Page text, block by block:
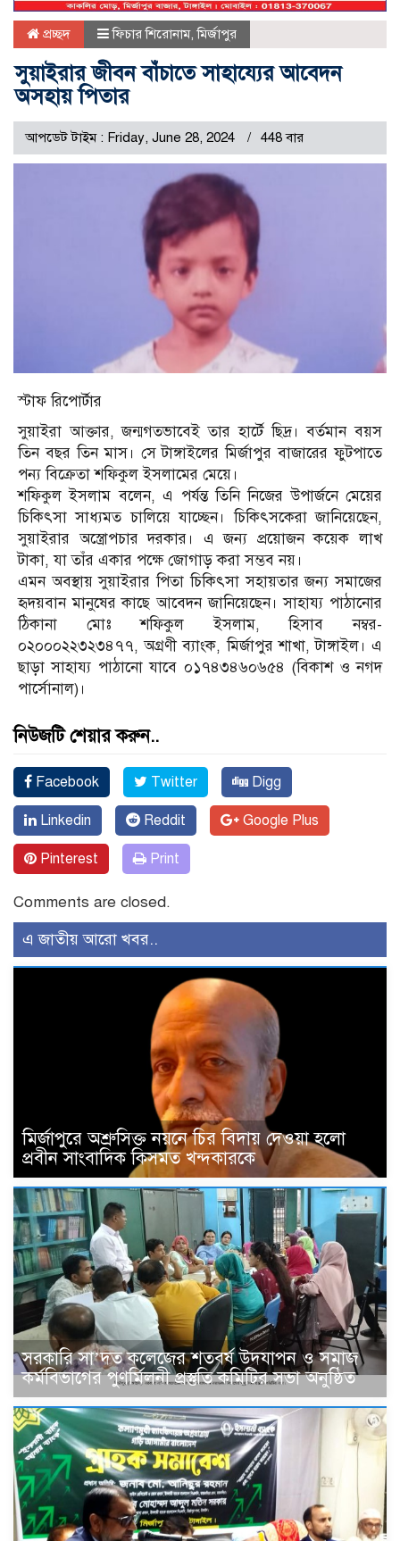
প্রচ্ছদ ফিচার শিরোনাম,মির্জাপুর
সুয়াইরার জীবন বাঁচাতে সাহায্যের আবেদন
অসহায় পিতার
আপডেট টাইম : Friday, June 28, 2024 448 বার
স্টাফ রিপোর্টার
সুয়াইরা আক্তার, জন্মগতভাবেই তার হার্টে ছিদ্র। বর্তমান বয়স
তিন বছর তিন মাস। সে টাঙ্গাইলের মির্জাপুর বাজারের ফুটপাতে
পন্য বিক্রেতা শফিকুল ইসলামের মেয়ে।
শফিকুল ইসলাম বলেন, এ পর্যন্ত তিনি নিজের উপার্জনে মেয়ের
চিকিৎসা সাধ্যমত চালিয়ে যাচ্ছেন। চিকিৎসকেরা জানিয়েছেন,
সুয়াইরার অস্ত্রোপচার দরকার। এ জন্য প্রয়োজন কয়েক লাখ
টাকা, যা তাঁর একার পক্ষে জোগাড় করা সম্ভব নয়।
এমন অবস্থায় সুয়াইরার পিতা চিকিৎসা সহায়তার জন্য সমাজের
হৃদয়বান মানুষের কাছে আবেদন জানিয়েছেন। সাহায্য পাঠানোর
ঠিকানা মোঃ শফিকুল ইসলাম, হিসাব নম্বর-
০২০০০২২৩২৩৪৭৭, অগ্রণী ব্যাংক, মির্জাপুর শাখা, টাঙ্গাইল। এ
ছাড়া সাহায্য পাঠানো যাবে ০১৭৪৩৪৬০৬৫৪ (বিকাশ ও নগদ
পার্সোনাল)।
নিউজটি শেয়ার করুন..
Facebook Twitter Digg
Linkedin Reddit Google Plus
Pinterest Print
Comments are closed.
এ জাতীয় আরো খবর..
মির্জাপুরে অশ্রুসিক্ত নয়নে চির বিদায় দেওয়া হলো
প্রবীন সাংবাদিক কিসমত খন্দকারকে
সরকারি সা’দত কলেজের শতবর্ষ উদযাপন ও সমাজ
কর্মবিভাগের পুণর্মিলনী প্রস্তুতি কমিটির সভা অনুষ্ঠিত